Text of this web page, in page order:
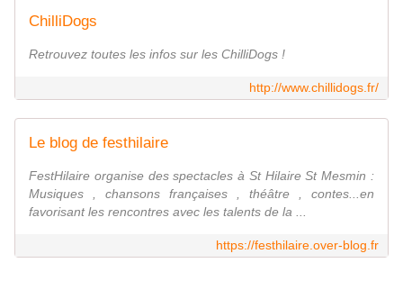
ChilliDogs
Retrouvez toutes les infos sur les ChilliDogs !
http://www.chillidogs.fr/
Le blog de festhilaire
FestHilaire organise des spectacles à St Hilaire St Mesmin :
Musiques , chansons françaises , théâtre , contes...en
favorisant les rencontres avec les talents de la ...
https://festhilaire.over-blog.fr